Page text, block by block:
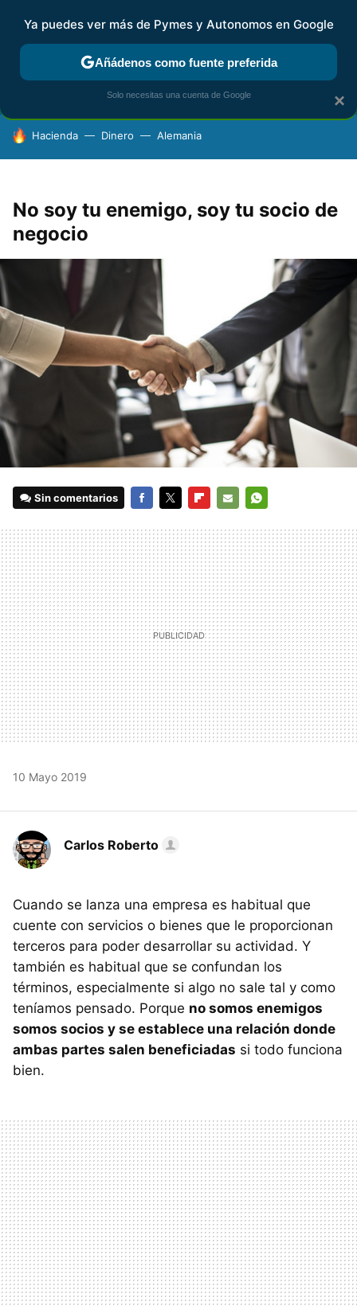
FISCALIDAD Y CONTABILIDAD KIT DIGITAL RENTA
HOY SE HABLA DE
Hacienda Dinero Alemania
No soy tu enemigo, soy tu socio de
negocio
Sin comentarios
MAIL
10 Mayo 2019
Carlos Roberto
Cuando se lanza una empresa es habitual que
cuente con servicios o bienes que le proporcionan
terceros para poder desarrollar su actividad. Y
también es habitual que se confundan los
términos, especialmente si algo no sale tal y como
teníamos pensado. Porque no somos enemigos
somos socios y se establece una relación donde
ambas partes salen beneficiadas si todo funciona
bien.
×
Ya puedes ver más de Pymes y Autonomos en Google
Añádenos como fuente preferida
Solo necesitas una cuenta de Google